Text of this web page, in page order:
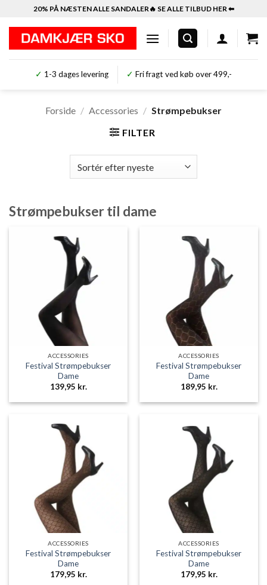
indhold
20% PÅ NÆSTEN ALLE SANDALER🔥 SE ALLE TILBUD HER ⬅︎
✓ 1-3 dages levering ✓ Fri fragt ved køb over 499,-
Forside / Accessories / Strømpebukser
FILTER
Strømpebukser til dame
ACCESSORIES
Festival Strømpebukser
Dame
139,95 kr.
ACCESSORIES
Festival Strømpebukser
Dame
189,95 kr.
ACCESSORIES
Festival Strømpebukser
Dame
179,95 kr.
ACCESSORIES
Festival Strømpebukser
Dame
179,95 kr.